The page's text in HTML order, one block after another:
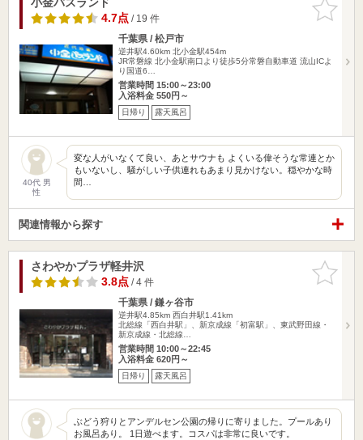
りに追加
4.7点/ 19 件
千葉県 / 松戸市
逆井駅4.60km 北小金駅454m
JR常磐線 北小金駅南口より徒歩5分常磐自動車道 流山ICよ
り国道6…
営業時間 15:00～23:00
入浴料金 550円～
日帰り 露天風呂
40代 男
性
変な人がいなくて良い、あとサウナも よくいる偉そうな常連とか
もいないし、騒がしい子供連れもあまり見かけない。穏やかな時
間…
関連情報から探す
お気に入
りに追加
さわやかプラザ軽井沢
3.8点/ 4 件
千葉県 / 鎌ヶ谷市
逆井駅4.85km 西白井駅1.41km
北総線「西白井駅」、新京成線「初富駅」、東武野田線・
新京成線・北総線…
営業時間 10:00～22:45
入浴料金 620円～
日帰り 露天風呂
ぶどう狩りとアンデルセン公園の帰りに寄りました。プールあり
お風呂あり。 1日遊べます。コスパは非常に良いです。